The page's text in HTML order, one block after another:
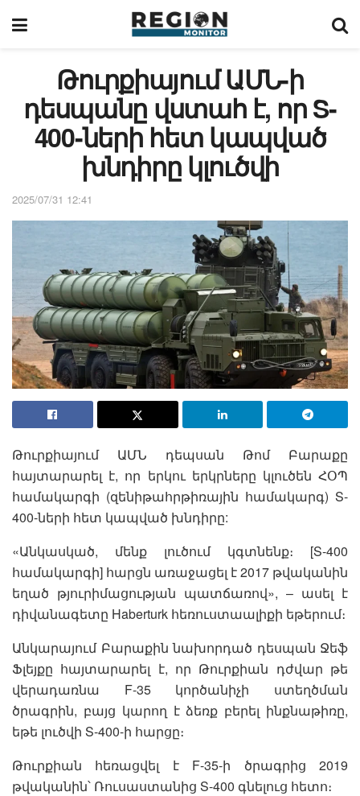
Թուրքիայում ԱՄՆ-ի
դեսպանը վստահ է, որ S-
400-ների հետ կապված
խնդիրը կլուծվի
2025/07/31 12:41
Թուրքիայում ԱՄՆ դեպսան Թոմ Բարաքը
հայտարարել է, որ երկու երկրները կլուծեն ՀՕՊ
համակարգի (զենիթահրթիռային համակարգ) S-
400-ների հետ կապված խնդիրը:
«Անկասկած, մենք լուծում կգտնենք։ [S-400
համակարգի] հարցն առաջացել է 2017 թվականին
եղած թյուրիմացության պատճառով», – ասել է
դիվանագետը Haberturk հեռուստաալիքի եթերում։
Անկարայում Բարաքին նախորդած դեսպան Ջեֆ
Ֆլեյքը հայտարարել է, որ Թուրքիան դժվար թե
վերադառնա F-35 կործանիչի ստեղծման
ծրագրին, բայց կարող է ձեռք բերել ինքնաթիռը,
եթե լուծվի S-400-ի հարցը։
Թուրքիան հեռացվել է F-35-ի ծրագրից 2019
թվականին՝ Ռուսաստանից S-400 գնելուց հետո։